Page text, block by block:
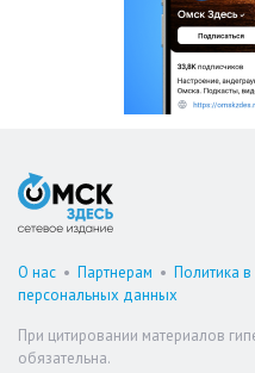
О нас • Партнерам • Политика
персональных данных
При цитировании материалов
обязательна.